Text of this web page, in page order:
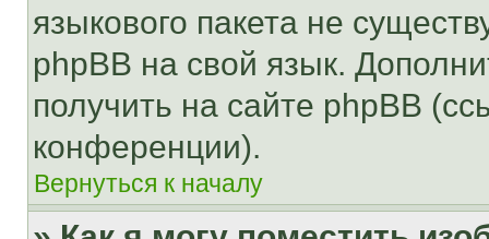
языкового пакета не
phpBB на свой язык.
получить на сайте phpBB
конференции).
Вернуться к началу